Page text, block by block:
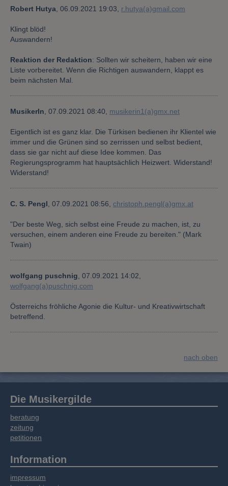
Robert Hutya 06.09.2021 19:03, r.hutya(a)gmail.com
Klingt blöd!
Auswandern!
Reaktion der Redaktion: Sollten wir scheitern, haben wir eine
Liste vorbereitet. Wenn die Richtigen auswandern, klappt es
beim nächsten Mal.
MusikerIn 07.09.2021 08:40, musikerin1(a)gmx.net
Eigentlich ist es ganz klar. Die Türkisen bedienen ihr Klientel wie
immer und die Grünen sind so zerrissen und selbst bedient,
dass sie gar nicht auf diese Idee kommen. Das
Regierungsprogramm hat hauptsächlich Heizwert. Widerstand!
Widerstand!
C. S. Pengl 07.09.2021 08:56, christoph.pengl(a)gmx.at
"Der beste Weg, sich selbst eine Freude zu machen, ist, zu
versuchen, einem anderen eine Freude zu bereiten." (Mark
Twain)
wolfgang puschnig 07.09.2021 14:02,
wolfgang(a)puschnig.com
Österreichs fröhliche Agonie die Kultur- und Kreativwirtschaft
betreffend.
nach oben
Die Musikergilde
beratung
zeitung
petitionen
Information
impressum